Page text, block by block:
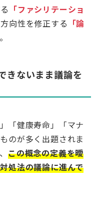
「ファシリテーショ
向性を修正する 「論
きないまま議論を
「健康寿命」「マナ
のが多く出題されま
この概念の定義を曖
処法の議論に進んで